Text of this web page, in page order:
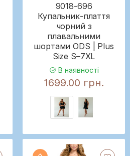
9018-696
Купальник-плаття
чорний з
плавальними
шортами ODS | Plus
Size S–7XL
В наявності
1699.00 грн.